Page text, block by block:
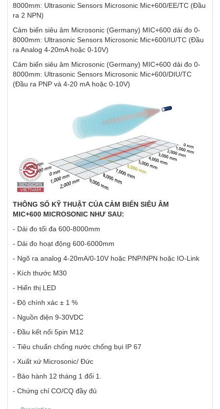
8000mm: Ultrasonic Sensors Microsonic Mic+600/EE/TC (Đầu
ra 2 NPN)
Cảm biến siêu âm Microsonic (Germany) MIC+600 dải đo 0-
8000mm: Ultrasonic Sensors Microsonic Mic+600/IU/TC (Đầu
ra Analog 4-20mA hoặc 0-10V)
Cảm biến siêu âm Microsonic (Germany) MIC+600 dải đo 0-
8000mm: Ultrasonic Sensors Microsonic Mic+600/DIU/TC
(Đầu ra PNP và 4-20 mA hoặc 0-10V)
THÔNG SỐ KỸ THUẬT CỦA CẢM BIẾN SIÊU ÂM
MIC+600 MICROSONIC NHƯ SAU:
- Dải đo tối đa 600-8000mm
- Dải đo hoạt động 600-6000mm
- Ngõ ra analog 4-20mA/0-10V hoặc PNP/NPN hoặc IO-Link
- Kích thước M30
- Hiển thị LED
- Độ chính xác ± 1 %
- Nguồn điện 9-30VDC
- Đầu kết nối 5pin M12
- Tiêu chuẩn chống nước chống bụi IP 67
- Xuất xứ Microsonic/ Đức
- Bảo hành 12 tháng 1 đổi 1.
- Chứng chỉ CO/CQ đầy đủ